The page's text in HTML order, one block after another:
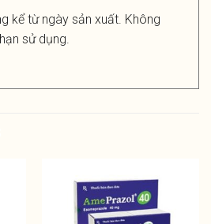
kể từ ngày sản xuất. Không
sử dụng.